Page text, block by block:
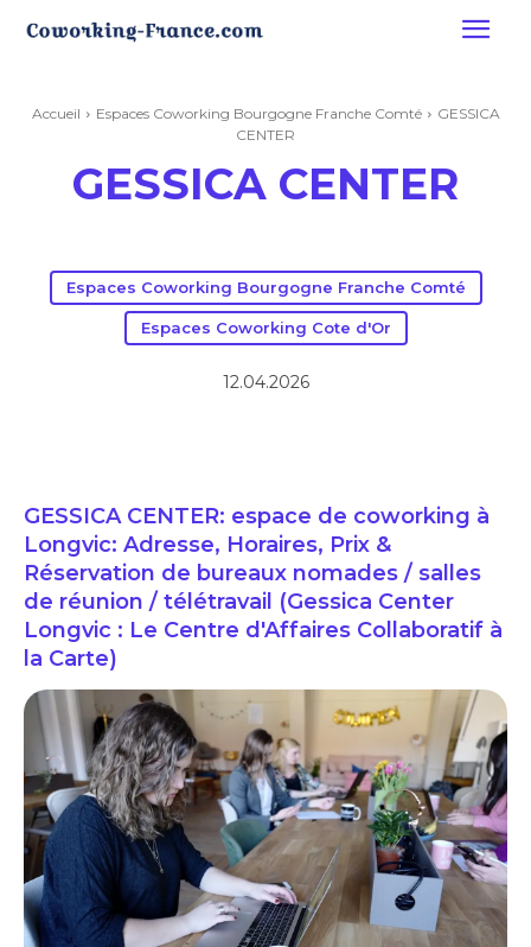
Accueil Espaces Coworking Bourgogne Franche Comté
GESSICA
CENTER
GESSICA CENTER
Espaces Coworking Bourgogne Franche Comté
Espaces Coworking Cote d'Or
12.04.2026
GESSICA CENTER: espace de coworking à
Longvic: Adresse, Horaires, Prix &
Réservation de bureaux nomades / salles
de réunion / télétravail (Gessica Center
Longvic : Le Centre d'Affaires Collaboratif à
la Carte)